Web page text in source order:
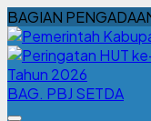
BAGIAN
BAG. PBJ SETDA